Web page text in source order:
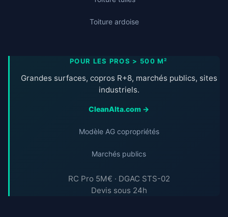
Toiture ardoise
POUR LES PROS > 500 M²
Grandes surfaces, copros R+8, marchés publics, sites
industriels.
CleanAlta.com →
Modèle AG copropriétés
Marchés publics
RC Pro 5M€ · DGAC STS-02
Devis sous 24h